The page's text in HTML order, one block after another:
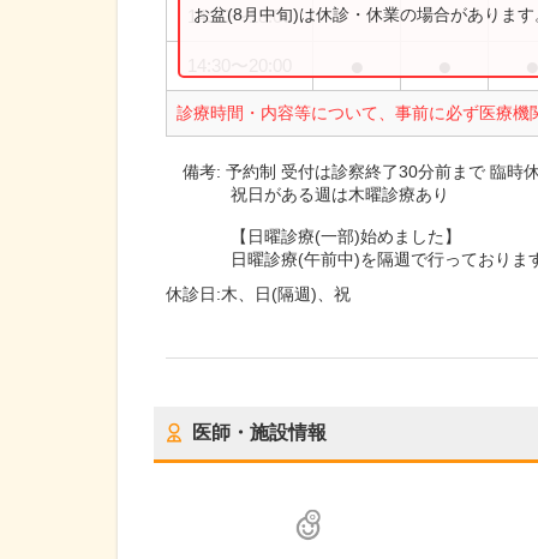
14:30〜18:00
診療時間・内容等について、事前に必ず医療機
お盆(8月中旬)は休診・休業の場合がありま
備考:予約制 受付は診察終了30分前まで 臨時
祝日がある週は木曜診療あり
【日曜診療(一部)始めました】
日曜診療(午前中)を隔週で行っておりま
休診日:木、日(隔週)、祝
医師・施設情報